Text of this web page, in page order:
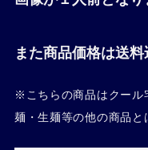
また商品価格は送料
※こちらの商品はクール
麺・生麺等の他の商品と